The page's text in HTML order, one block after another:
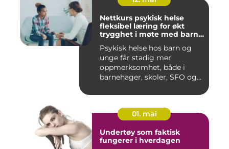
Nettkurs psykisk helse
fleksibel læring for økt
trygghet i møte med barn
Psykisk helse hos barn og
unge får stadig mer
oppmerksomhet, både i
barnehager, skoler, SFO og
01. mai
Undertøy som faktisk
fungerer i hverdagen